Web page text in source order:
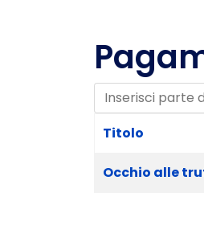
Inserisci parte
Titolo
Occhio alle